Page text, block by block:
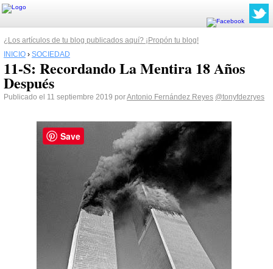
¿Los artículos de tu blog publicados aquí? ¡Propón tu blog!
INICIO › SOCIEDAD
11-S: Recordando La Mentira 18 Años
Después
Publicado el 11 septiembre 2019 porAntonio Fernández Reyes @tonyfdezryes
Save